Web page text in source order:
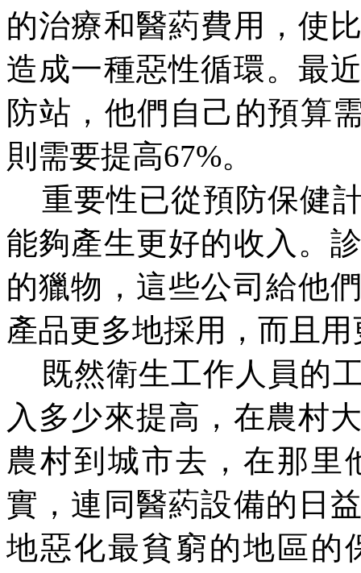
的治療和醫葯費用，使
造成一種惡性循環。最
防站，他們自己的預算
則需要提高67%。
重要性已從預防保健
能夠產生更好的收入。
的獵物，這些公司給他
產品更多地採用，而且
既然衛生工作人員的
入多少來提高，在農村
農村到城市去，在那里
實，連同醫葯設備的日
地惡化最貧窮的地區的